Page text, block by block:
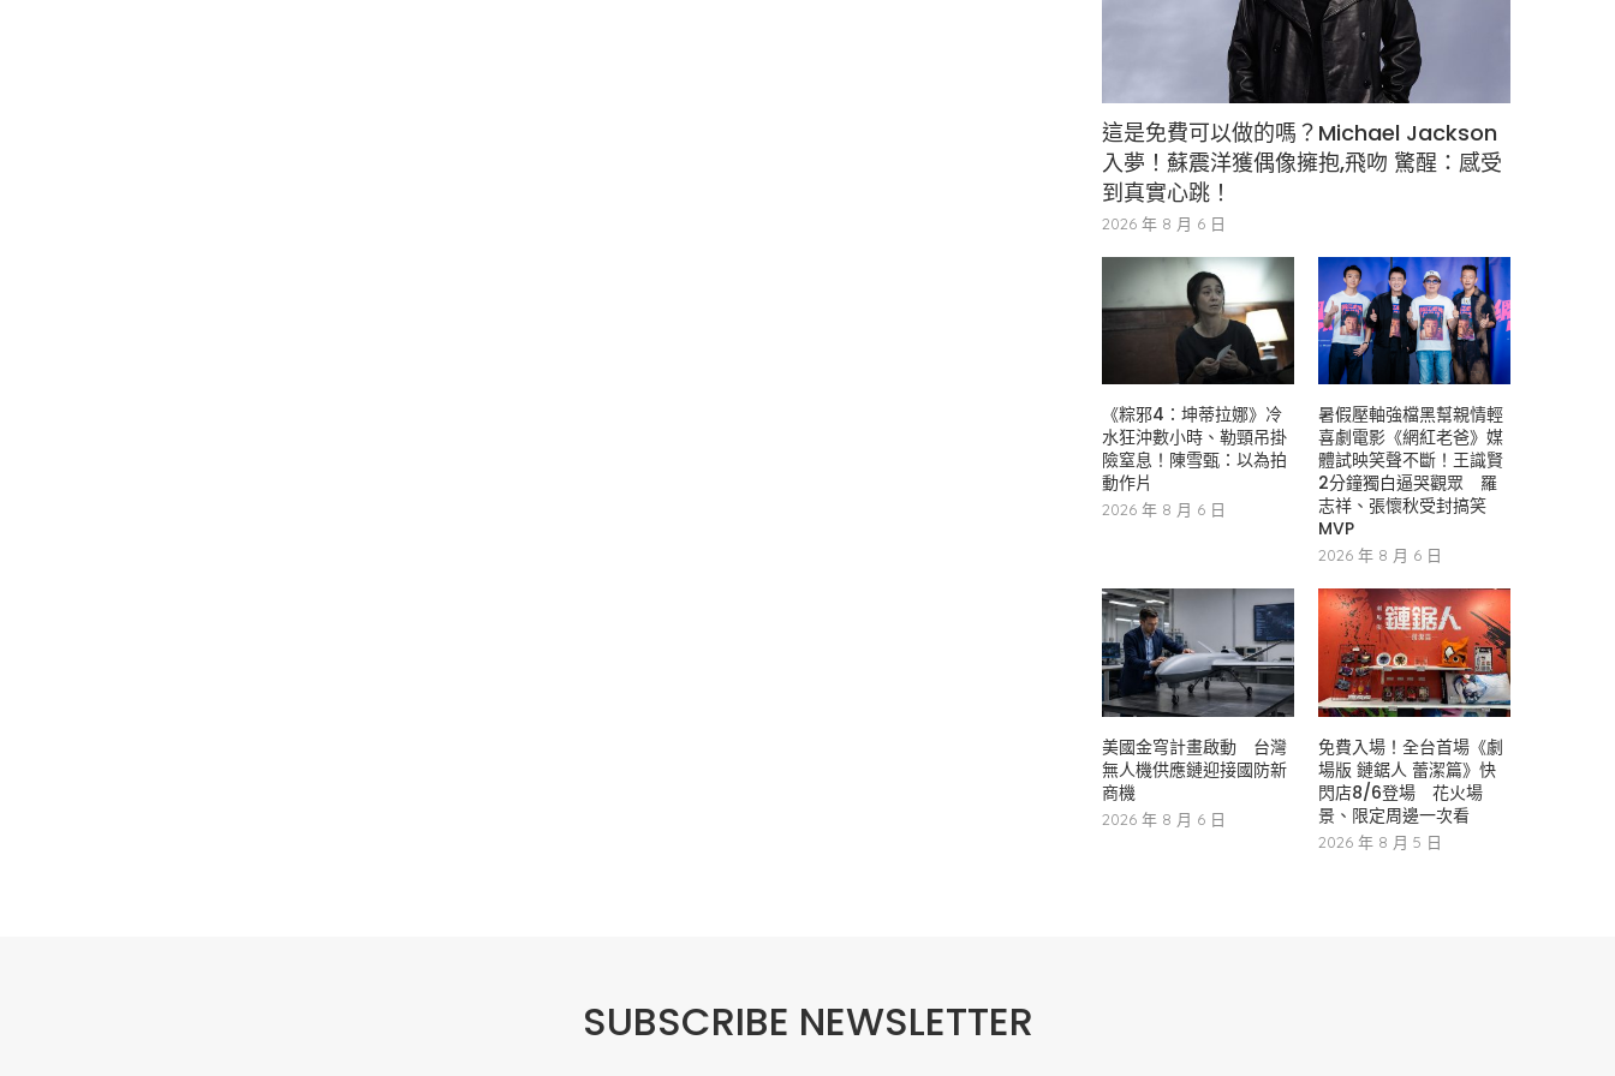
這是免費可以做的嗎？Michael Jackson
入夢！蘇震洋獲偶像擁抱,飛吻 驚醒：感受
到真實心跳！
2026 年 8 月 6 日
《粽邪4：坤蒂拉娜》冷
水狂沖數小時、勒頸吊掛
險窒息！陳雪甄：以為拍
動作片
2026 年 8 月 6 日
暑假壓軸強檔黑幫親情輕
喜劇電影《網紅老爸》媒
體試映笑聲不斷！王識賢
2分鐘獨白逼哭觀眾 羅
志祥、張懷秋受封搞笑
MVP
2026 年 8 月 6 日
美國金穹計畫啟動 台灣
無人機供應鏈迎接國防新
商機
2026 年 8 月 6 日
免費入場！全台首場《劇
場版 鏈鋸人 蕾潔篇》快
閃店8/6登場 花火場
景、限定周邊一次看
2026 年 8 月 5 日
SUBSCRIBE NEWSLETTER